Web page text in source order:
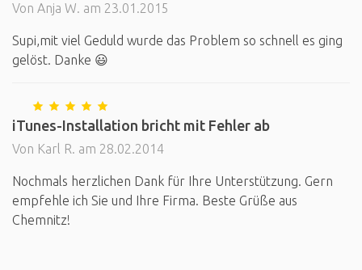
Von Anja W. am 23.01.2015
Supi,mit viel Geduld wurde das Problem so schnell es ging
gelöst. Danke 😃
iTunes-Installation bricht mit Fehler ab
Von Karl R. am 28.02.2014
Nochmals herzlichen Dank für Ihre Unterstützung. Gern
empfehle ich Sie und Ihre Firma. Beste Grüße aus
Chemnitz!